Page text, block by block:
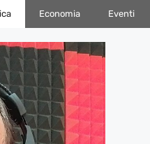
Economia Eventi